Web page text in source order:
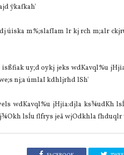
ÿkafkah'
úiska m%;slafIam lr kj rch m;alr
isßfiak uy;d oykj jeks wdKavql%u
nj;a úmlaI kdhljrhd lSh'
wdKavql%u jHjia:djla ks¾udKh
lsÍu flfrys jeä wjOdkhla fhduqlr